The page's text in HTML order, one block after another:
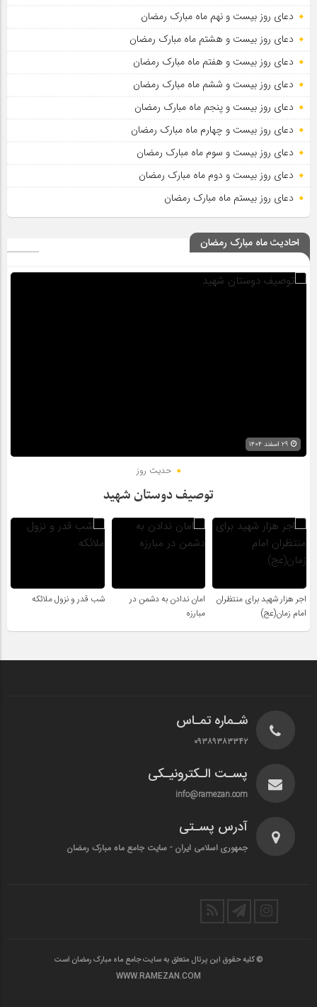
دعای روز بیست و نهم ماه مبارک رمضان
دعای روز بیست و هشتم ماه مبارک رمضان
دعای روز بیست و هفتم ماه مبارک رمضان
دعای روز بیست و ششم ماه مبارک رمضان
دعای روز بیست و پنجم ماه مبارک رمضان
دعای روز بیست و چهارم ماه مبارک رمضان
دعای روز بیست و سوم ماه مبارک رمضان
دعای روز بیست و دوم ماه مبارک رمضان
دعای روز بیستم ماه مبارک رمضان
احادیث ماه مبارک رمضان
حدیث روز
توصیف دوستان شهید
اجر هزار شهید برای منتظران
امام زمان(عج)
امان ندادن به دشمن در
مبارزه
شب قدر و نزول ملائکه
شـماره تمـاس
۰۹۳۸۹۳۸۳۳۴۲
پسـت الـکترونیـکی
info@ramezan.com
آدرس پسـتی
جمهوری اسلامی ایران - سایت جامع ماه مبارک رمضان
© کلیه حقوق این پرتال متعلق به سایت جامع ماه مبارک رمضان است
WWW.RAMEZAN.COM